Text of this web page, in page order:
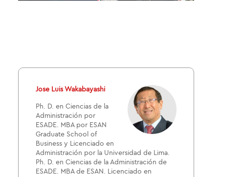
Jose Luis Wakabayashi
Ph. D. en Ciencias de la
Administración por
ESADE. MBA por ESAN
Graduate School of
Business y Licenciado en
Administración por la Universidad de Lima.
Ph. D. en Ciencias de la Administración de
ESADE. MBA de ESAN. Licenciado en